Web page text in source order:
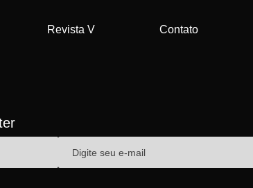
Revista V Contato